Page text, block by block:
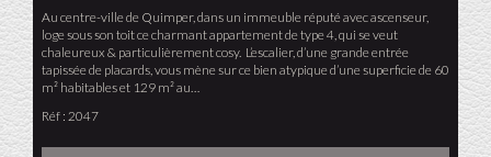
Au centre-ville de Quimper, dans un immeuble réputé avec ascenseur,
loge sous son toit ce charmant appartement de type 4, qui se veut
chaleureux & particulièrement cosy. L’escalier, d’une grande entrée
tapissée de placards, vous mène sur ce bien atypique d’une superficie de 60
m² habitables et 129 m² au…
Réf : 2047